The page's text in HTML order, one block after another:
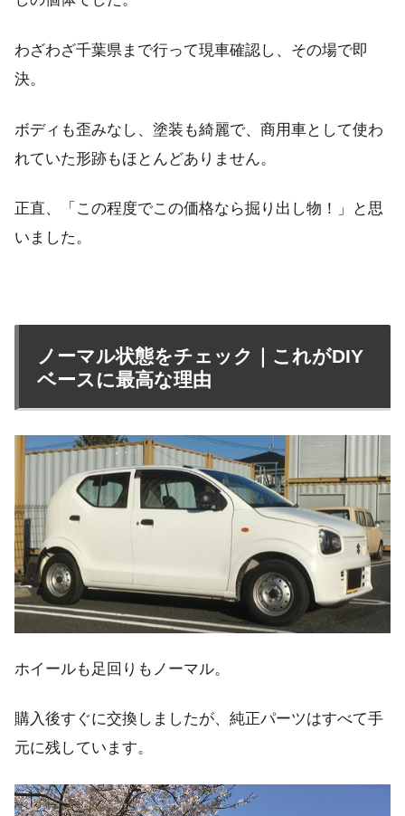
わざわざ千葉県まで行って現車確認し、その場で即
決。
ボディも歪みなし、塗装も綺麗で、商用車として使わ
れていた形跡もほとんどありません。
正直、「この程度でこの価格なら掘り出し物！」と思
いました。
ノーマル状態をチェック｜これがDIY
ベースに最高な理由
ホイールも足回りもノーマル。
購入後すぐに交換しましたが、純正パーツはすべて手
元に残しています。